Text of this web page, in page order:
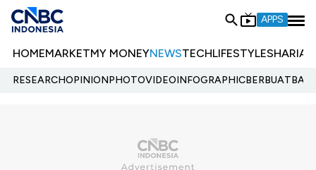
APPS
HOMEMARKETMY MONEYNEWSTECHLIFESTYLESHARIA
RESEARCHOPINIONPHOTOVIDEOINFOGRAPHIC